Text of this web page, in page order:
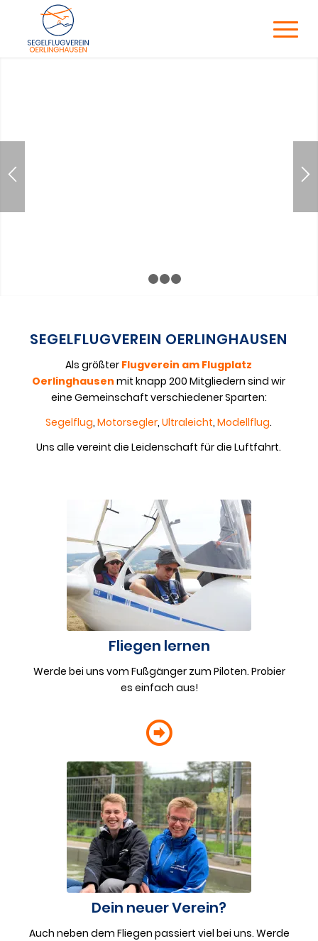
SEGELFLUGVEREIN OERLINGHAUSEN
Als größter Flugverein am Flugplatz
Oerlinghausen mit knapp 200 Mitgliedern sind wir
eine Gemeinschaft verschiedener Sparten:
Segelflug,Motorsegler,Ultraleicht,Modellflug.
Uns alle vereint die Leidenschaft für die Luftfahrt.
Fliegen lernen
Werde bei uns vom Fußgänger zum Piloten. Probier
es einfach aus!
Dein neuer Verein?
Auch neben dem Fliegen passiert viel bei uns. Werde